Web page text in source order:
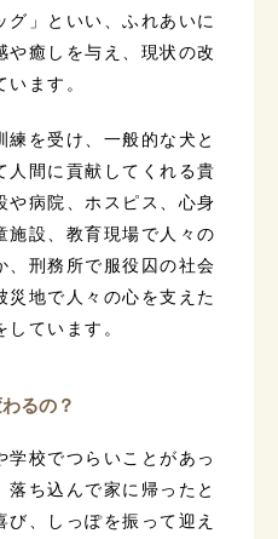
」といい、ふれあいに
や癒しを与え、現状の改
ます。
を受け、一般的な犬と
人間に貢献してくれる貴
や病院、ホスピス、心身
施設、教育現場で人々の
、刑務所で服役囚の社会
災地で人々の心を支えた
ています。
るの？
学校でつらいことがあっ
ち込んで家に帰ったと
、しっぽを振って迎え